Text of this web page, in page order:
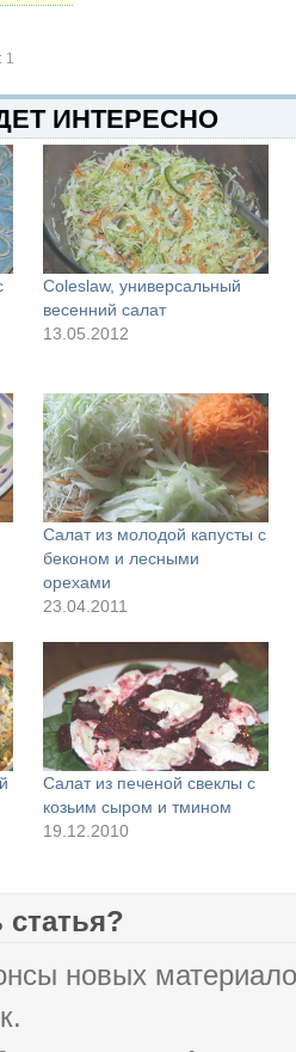
1
ИНТЕРЕСНО
Coleslaw, универсальный
весенний салат
13.05.2012
Салат из молодой капусты с
беконом и лесными
орехами
23.04.2011
Салат из печеной свеклы с
козьим сыром и тмином
19.12.2010
новых